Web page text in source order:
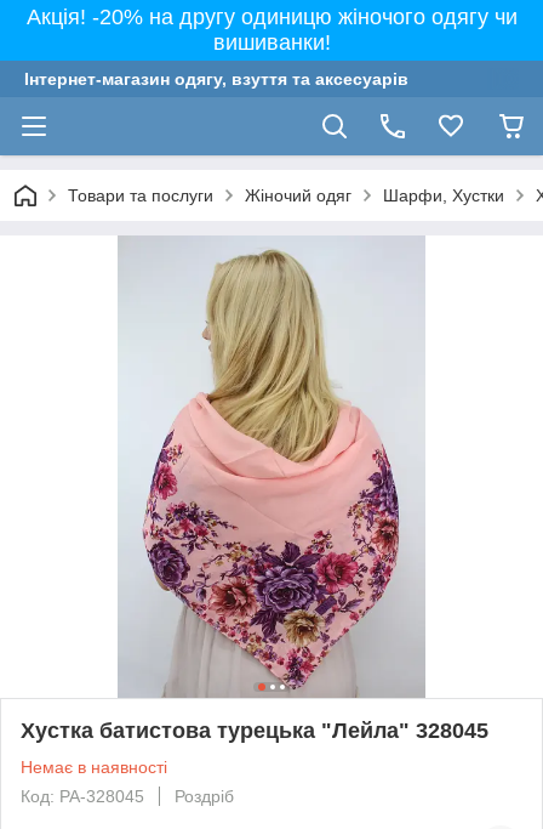
Акція! -20% на другу одиницю жіночого одягу чи
вишиванки!
Інтернет-магазин одягу, взуття та аксесуарів
Товари та послуги Жіночий одяг Шарфи, Хустки
Хустка батистова турецька "Лейла" 328045
Немає в наявності
Код: PA-328045
Роздріб